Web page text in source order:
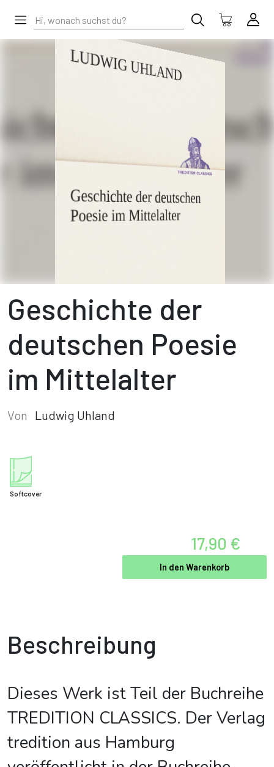
Geschichte der
deutschen Poesie
im Mittelalter
Von Ludwig Uhland
Softcover
17,90 €
In den Warenkorb
Beschreibung
Dieses Werk ist Teil der Buchreihe
TREDITION CLASSICS. Der Verlag
tredition aus Hamburg